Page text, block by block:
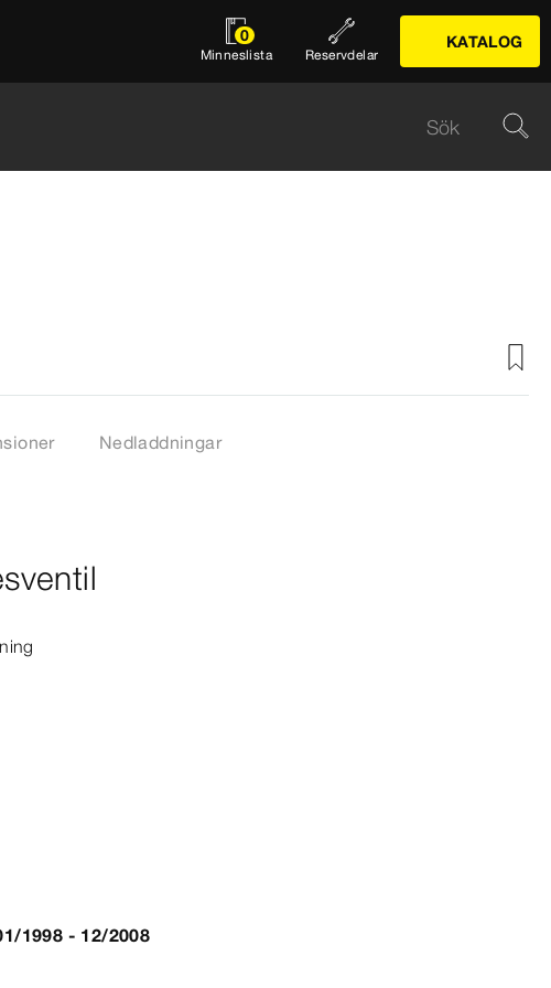
0
Minneslista Reservdelar
KATALOG
Nedladdningar
1998 - 12/2008